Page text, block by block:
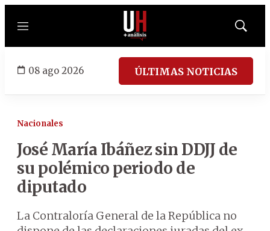
Menú
Mostrar
08 ago 2026 ÚLTIMAS NOTICIAS
Nacionales
José María Ibáñez sin DDJJ de
su polémico periodo de
diputado
La Contraloría General de la República no